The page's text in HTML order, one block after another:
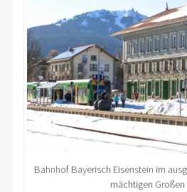
Bahnhof Bayerisch Eisenstein im
mächtigen